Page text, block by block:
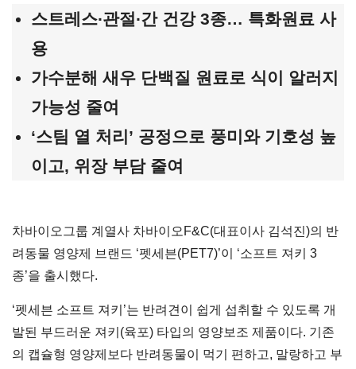
스트레스∙관절 ∙간 건강 3종… 특화원료 사
용
가수분해 새우 단백질 원료로 식이 알러지
가능성 줄여
‘스팀 열 처리’ 공정으로 풍미와 기호성 높
이고, 위장 부담 줄여
차바이오그룹 계열사 차바이오F&C(대표이사 김석진)의 반
려동물 영양제 브랜드 ‘펫세븐(PET7)’이 ‘소프트 져키 3
종’을 출시했다.
‘펫세븐 소프트 져키’는 반려견이 쉽게 섭취할 수 있도록 개
발된 부드러운 져키(육포) 타입의 영양보조 제품이다. 기존
의 캡슐형 영양제보다 반려동물이 먹기 편하고, 말랑하고 부